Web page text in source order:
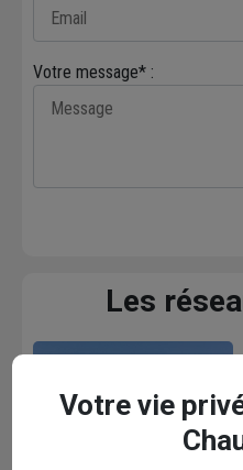
Votre message* :
Les
Votre vie